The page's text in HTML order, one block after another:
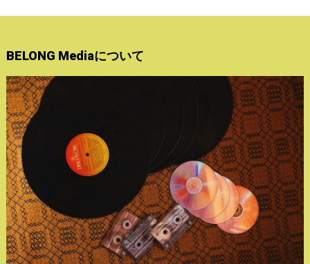
BELONG Mediaについて